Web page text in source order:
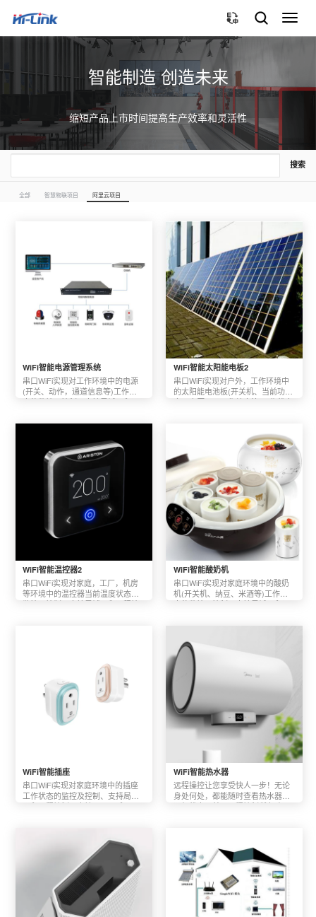
切
换
智能制造 创造未来
缩短产品上市时间提高生产效率和灵活性
搜索
全部 智慧物联项目 阿里云项目
WiFi智能电源管理系统
串口WiFi实现对工作环境中的电源
(开关、动作，通道信息等)工作状
态的监控及控制、支持局域网和远
台。
WiFi智能太阳能电板2
串口WiFi实现对户外，工作环境中
的太阳能电池板(开关机、当前功
率、电压、及工作效率等)工作状态
WiFi智能温控器2
串口WiFi实现对家庭，工厂，机房
等环境中的温控器当前温度状态的
监控及控制、支持局域网和远程控
WiFi智能酸奶机
串口WiFi实现对家庭环境中的酸奶
机(开关机、纳豆、米酒等)工作状
态的监控及控制、支持局域网和远
WiFi智能插座
串口WiFi实现对家庭环境中的插座
工作状态的监控及控制、支持局域
网和远程控制，支持Android和ios两
WiFi智能热水器
远程操控让您享受快人一步！无论
身处何处，都能随时查看热水器的
运行状态，并可远程控制所有功